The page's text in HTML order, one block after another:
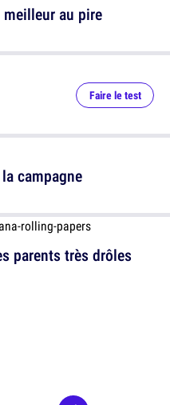
au pire
parents très drôles
Faire le test
campagne